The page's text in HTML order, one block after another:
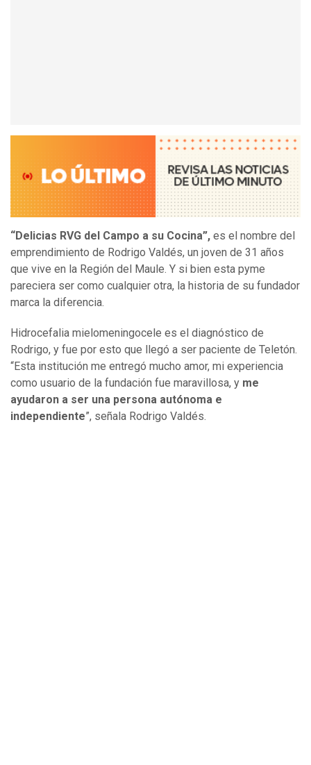
“Delicias RVG del Campo a su Cocina”, es el nombre del
emprendimiento de Rodrigo Valdés, un joven de 31 años
que vive en la Región del Maule. Y si bien esta pyme
pareciera ser como cualquier otra, la historia de su fundador
marca la diferencia.
Hidrocefalia mielomeningocele es el diagnóstico de
Rodrigo, y fue por esto que llegó a ser paciente de Teletón.
“Esta institución me entregó mucho amor, mi experiencia
como usuario de la fundación fue maravillosa, y me
ayudaron a ser una persona autónoma e
independiente”, señala Rodrigo Valdés.